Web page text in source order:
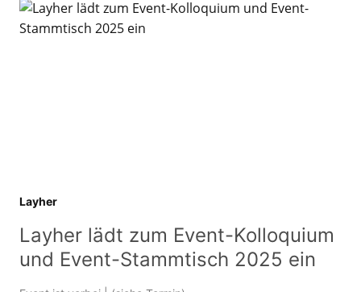
Layher
Layher lädt zum Event-Kolloquium
und Event-Stammtisch 2025 ein